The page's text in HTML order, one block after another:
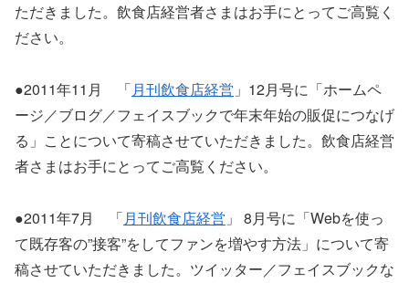
ただきました。飲食店経営者さまはお手にとってご高覧く
ださい。
●2011年11月 「月刊飲食店経営 」12月号に「ホームペ
ージ／ブログ／フェイスブックで年末年始の販促につなげ
る」ことについて寄稿させていただきました。飲食店経営
者さまはお手にとってご高覧ください。
●2011年7月 「月刊飲食店経営 」 8月号に「Webを使っ
て既存客の”接客”をしてファンを増やす方法」について寄
稿させていただきました。ツイッター／フェイスブックな